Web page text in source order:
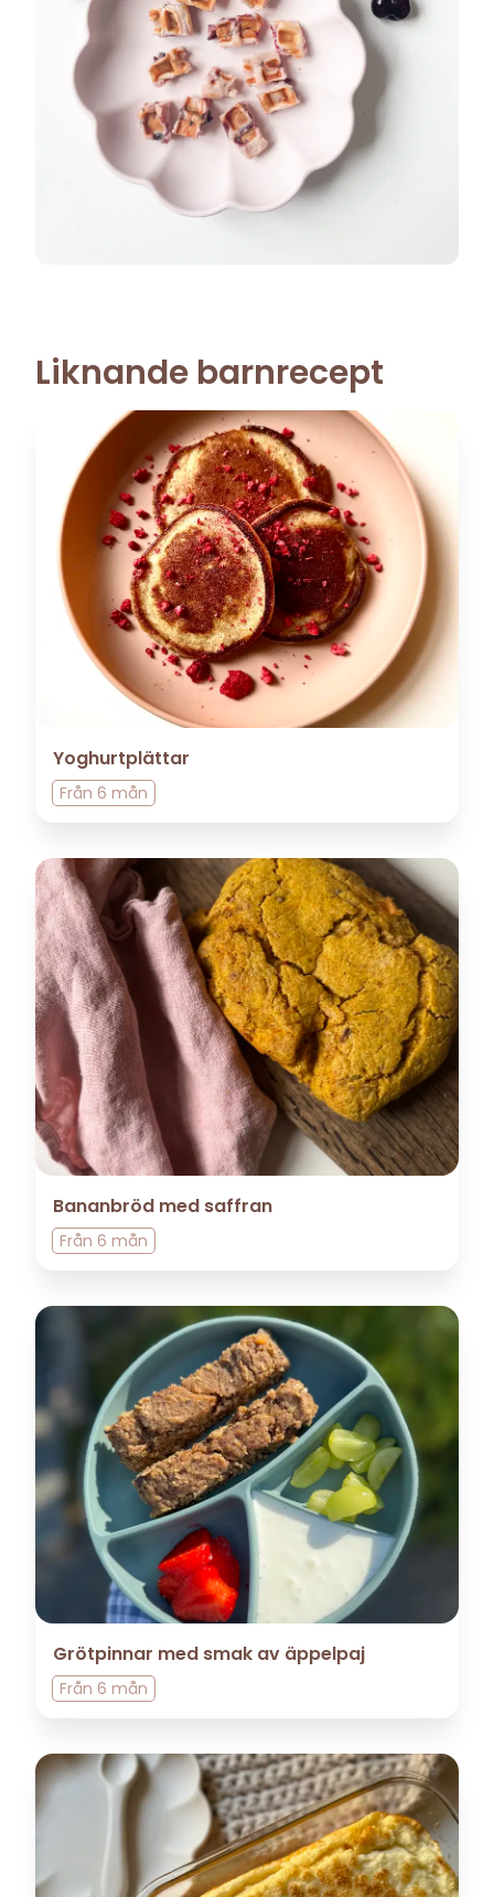
Liknande barnrecept
Yoghurtplättar
Från 6 mån
Bananbröd med saffran
Från 6 mån
Grötpinnar med smak av äppelpaj
Från 6 mån